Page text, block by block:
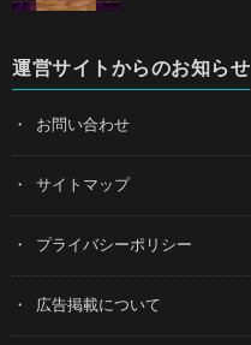
運営サイトからのお知らせ
お問い合わせ
サイトマップ
プライバシーポリシー
広告掲載について